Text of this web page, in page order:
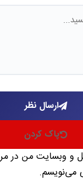
ارسال نظر
پاک کردن
و وبسایت من در
می‌نویسم.